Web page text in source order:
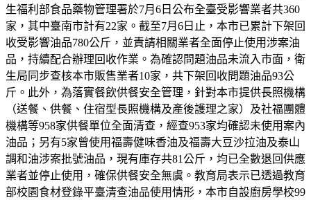
生福利部食品藥物管理署於7月6日公布全臺受影響業者共360
家，其中臺南市計有22家。截至7月6日止，本市已累計下架回
收受影響油品780公斤，並責請相關業者全面停止使用涉案油
品，持續配合辦理回收作業。為確認問題油品未流入市面，衛
生局同步查核本市販售業者10家，共下架回收問題油品93公
斤。此外，為落實餐飲供餐安全管理，針對本市提供長照機構
（送餐、供餐、住宿型長照機構及產後護理之家）及社福團體
機構等958家供餐單位全面清查，經查953家均確認未使用案內
油品；另有5家曾使用福壽健味香油及福壽大豆沙拉油及泰山
調和油涉案批號油品，現有庫存共81公斤，均已全數退回供應
業者並停止使用，確保供餐安全無虞。教育局表示已透過教育
部校園食材登錄平臺清查油品使用情形，本市自設廚房學校99